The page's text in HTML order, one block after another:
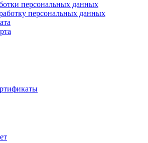
персональных данных
персональных данных